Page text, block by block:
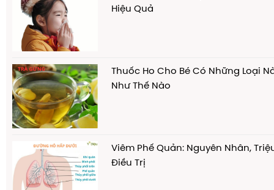
Hiệu Quả
Thuốc Ho Cho Bé Có Những Loại
Như Thế Nào
Viêm Phế Quản: Nguyên Nhân,
Điều Trị